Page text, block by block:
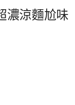
濃涼麵尬味